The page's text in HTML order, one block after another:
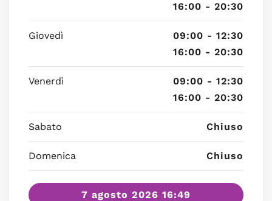
16:00 - 20:30
Giovedì
09:00 - 12:30
16:00 - 20:30
Venerdì
09:00 - 12:30
16:00 - 20:30
Sabato Chiuso
Domenica Chiuso
7 agosto 2026 16:49